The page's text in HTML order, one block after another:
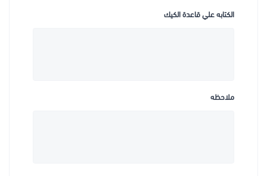
الكتابه علي قاعدة الكيك
ملاحظه